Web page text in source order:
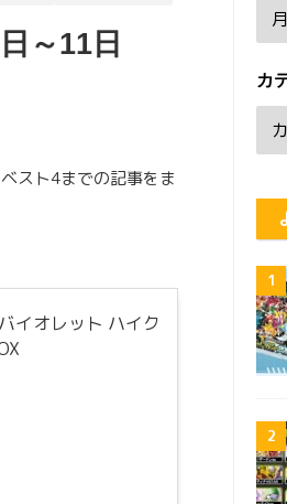
～11日
スト4までの記事をま
イオレット ハイク
カ
1
2